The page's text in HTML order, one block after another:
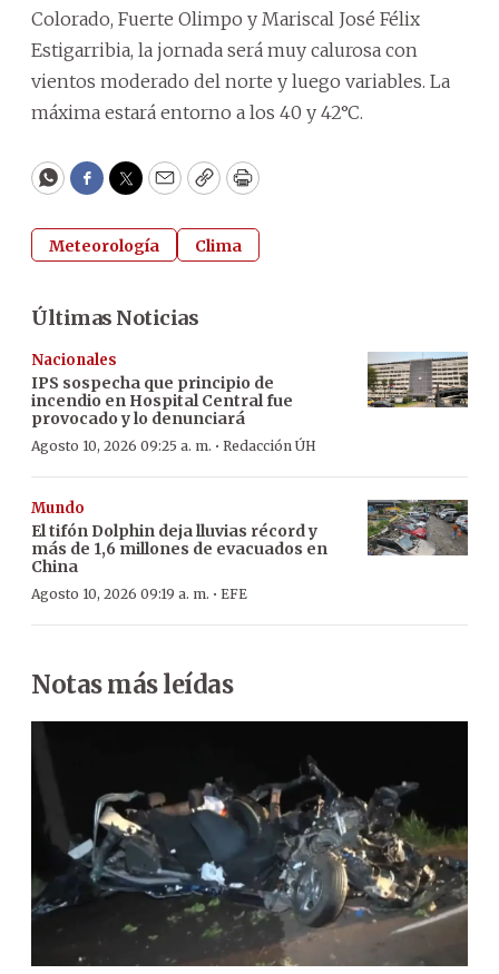
Colorado, Fuerte Olimpo y Mariscal José Félix
Estigarribia, la jornada será muy calurosa con
vientos moderado del norte y luego variables. La
máxima estará entorno a los 40 y 42°C.
WhatsApp
Facebook
Twitter
EmailCopyPrint
Meteorología Clima
Últimas Noticias
Nacionales
IPS sospecha que principio de
incendio en Hospital Central fue
provocado y lo denunciará
Agosto 10, 2026 09:25 a. m. · Redacción ÚH
Mundo
El tifón Dolphin deja lluvias récord y
más de 1,6 millones de evacuados en
China
Agosto 10, 2026 09:19 a. m. · EFE
Notas más leídas